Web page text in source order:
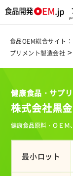
食品OEM総合サイト
プリメント製造会社
健康食品・サプ
株式会社黒
健康食品原料・ＯＥＭ
最小ロット